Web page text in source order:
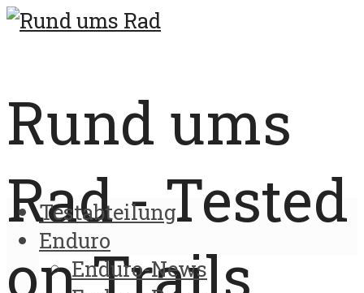
Rund ums
Rad - Tested
on Trails
Testabteilung
Enduro
Enduro-News